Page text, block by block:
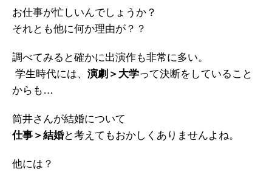
お仕事が忙しいんでしょうか？
それとも他に何か理由が？？
調べてみると確かに出演作も非常に多い。
学生時代には、 演劇＞大学って決断をしていること
からも…
筒井さんが結婚について
仕事＞結婚と考えてもおかしくありませんよね。
他には？